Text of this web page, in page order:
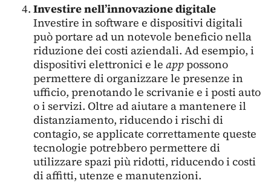
Investire nell’innovazione digitale
Investire in software e dispositivi digitali
può portare ad un notevole beneficio nella
riduzione dei costi aziendali. Ad esempio, i
dispositivi elettronici e le apppossono
permettere di organizzare le presenze in
ufficio, prenotando le scrivanie e i posti auto
o i servizi. Oltre ad aiutare a mantenere il
distanziamento, riducendo i rischi di
contagio, se applicate correttamente queste
tecnologie potrebbero permettere di
utilizzare spazi più ridotti, riducendo i costi
di affitti, utenze e manutenzioni.